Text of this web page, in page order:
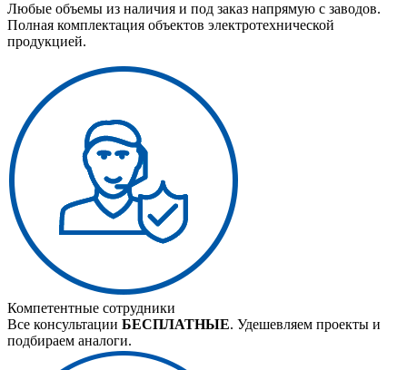
Любые объемы из наличия и под заказ напрямую с заводов.
Полная комплектация объектов электротехнической
продукцией.
Компетентные сотрудники
Все консультации БЕСПЛАТНЫЕ. Удешевляем проекты и
подбираем аналоги.